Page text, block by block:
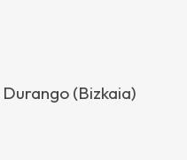
(Bizkaia)